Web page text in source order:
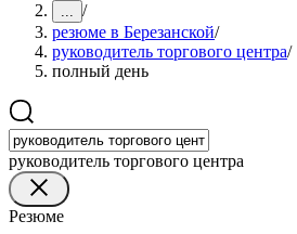
... /
резюме в Березанской/
руководитель торгового центра/
полный день
руководитель торгового центра
Резюме